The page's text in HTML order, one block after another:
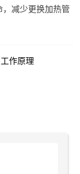
，减少更换加热管
作原理